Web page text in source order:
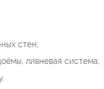
стен;
ливневая система;